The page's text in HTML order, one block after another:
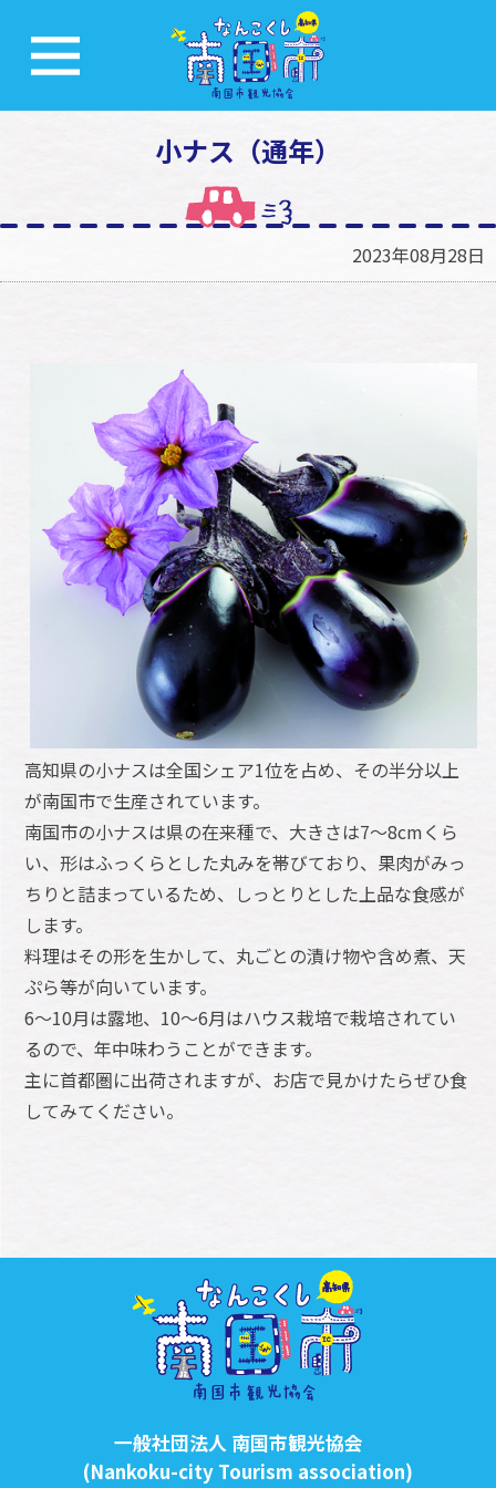
小ナス（通年）
2023年08月28日
高知県の小ナスは全国シェア1位を占め、その半分以上
が南国市で生産されています。
南国市の小ナスは県の在来種で、大きさは7～8cmくら
い、形はふっくらとした丸みを帯びており、果肉がみっ
ちりと詰まっているため、しっとりとした上品な食感が
します。
料理はその形を生かして、丸ごとの漬け物や含め煮、天
ぷら等が向いています。
6～10月は露地、10～6月はハウス栽培で栽培されてい
るので、年中味わうことができます。
主に首都圏に出荷されますが、お店で見かけたらぜひ食
してみてください。
一般社団法人 南国市観光協会
(Nankoku-city Tourism association)